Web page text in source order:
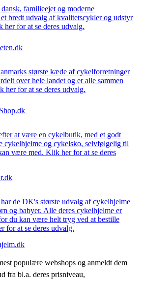
familieejet og moderne
bredt udvalg af kvalitetscykler og udstyr
for at se deres udvalg.
største kæde af cykelforretninger
over hele landet og er alle sammen
her for at se deres udvalg.
at være en cykelbutik, med et godt
cykelhjelme og cykelsko, selvfølgelig til
være med. Klik her for at se deres
de DK's største udvalg af cykelhjelme
og babyer. Alle deres cykelhjelme er
du kan være helt tryg ved at bestille
for at se deres udvalg.
populære webshops og anmeldt dem
fra bl.a. deres prisniveau,